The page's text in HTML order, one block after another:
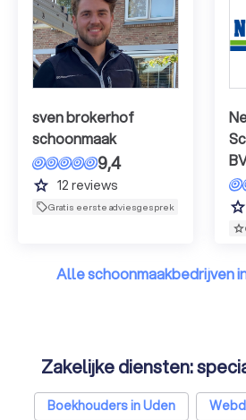
sven brokerhof
schoonmaak
9,4
grade 12 reviews
Gratis eerste adviesgesprek grade
Alle schoonmaakbedrijven
Zakelijke diensten:
Boekhouders in Uden